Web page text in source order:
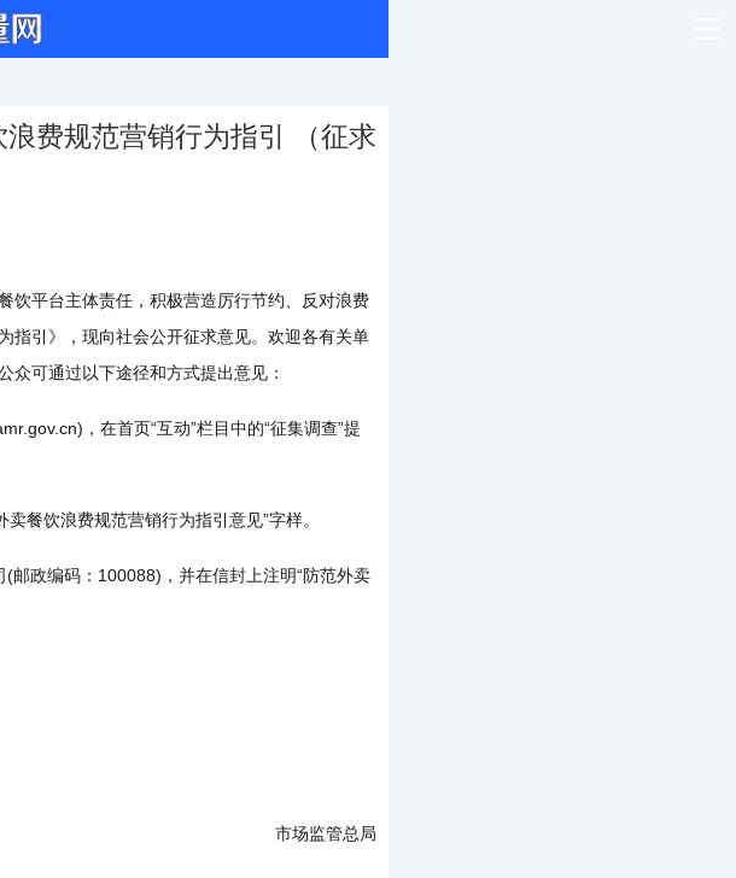
费规范营销行为指引 （征求
平台主体责任，积极营造厉行节约、反对浪费
指引》，现向社会公开征求意见。欢迎各有关单
可通过以下途径和方式提出意见：
，在首页“互动”栏目中的“征集调查”提
餐饮浪费规范营销行为指引意见”字样。
政编码：100088)，并在信封上注明“防范外卖
市场监管总局